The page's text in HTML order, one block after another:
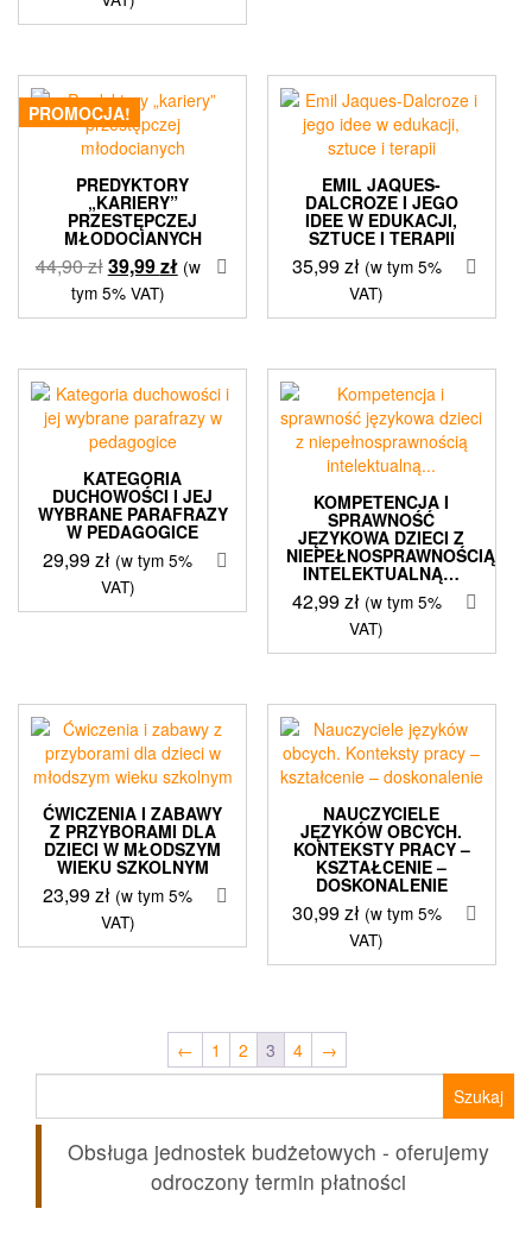
PROMOCJA!
PREDYKTORY
„KARIERY”
PRZESTĘPCZEJ
MŁODOCIANYCH
44,90złPierwotna
cena
wynosiła:
39,99złAktualna
wynosi:
(w
tym 5% VAT)
EMIL JAQUES-
DALCROZE I JEGO
IDEE W EDUKACJI,
SZTUCE I TERAPII
35,99zł (w tym 5%
VAT)
KATEGORIA
DUCHOWOŚCI I JEJ
WYBRANE PARAFRAZY
W PEDAGOGICE
29,99zł (w tym 5%
VAT)
KOMPETENCJA I
SPRAWNOŚĆ
JĘZYKOWA DZIECI Z
NIEPEŁNOSPRAWNOŚCIĄ
INTELEKTUALNĄ…
42,99zł (w tym 5%
VAT)
ĆWICZENIA I ZABAWY
Z PRZYBORAMI DLA
DZIECI W MŁODSZYM
WIEKU SZKOLNYM
23,99zł (w tym 5%
VAT)
NAUCZYCIELE
JĘZYKÓW OBCYCH.
KONTEKSTY PRACY –
KSZTAŁCENIE –
DOSKONALENIE
30,99zł (w tym 5%
VAT)
← 1 2 3 4
→
Obsługa jednostek budżetowych - oferujemy
odroczony termin płatności